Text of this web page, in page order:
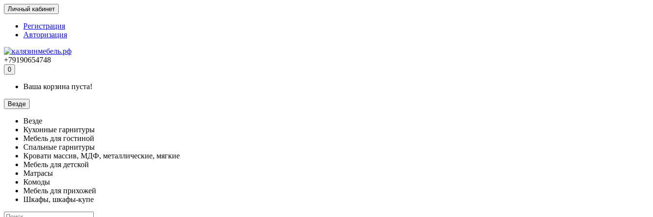
Личный кабинет
Регистрация
Авторизация
+79190654748
0
Ваша корзина пуста!
Везде
Везде
Кухонные гарнитуры
Мебель для гостиной
Спальные гарнитуры
Кровати массив, МДФ, металлические, мягкие
Мебель для детской
Матрасы
Комоды
Мебель для прихожей
Шкафы, шкафы-купе